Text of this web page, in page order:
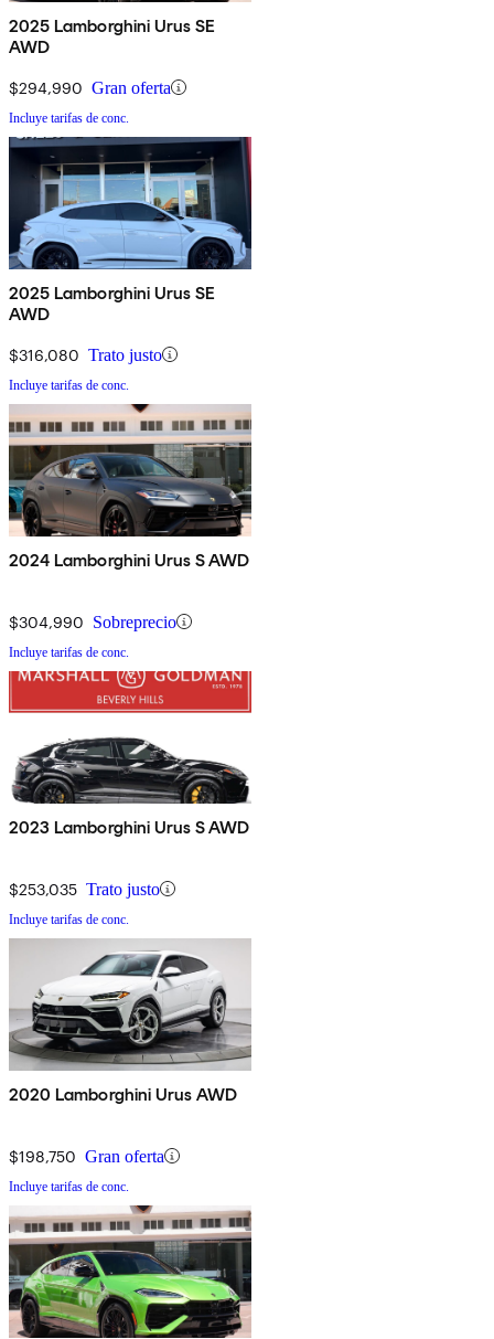
2025 Lamborghini Urus SE
AWD
$294,990 Gran oferta
Incluye tarifas de conc.
2025 Lamborghini Urus SE
AWD
$316,080 Trato justo
Incluye tarifas de conc.
2024 Lamborghini Urus S AWD
$304,990 Sobreprecio
Incluye tarifas de conc.
2023 Lamborghini Urus S AWD
$253,035 Trato justo
Incluye tarifas de conc.
2020 Lamborghini Urus AWD
$198,750 Gran oferta
Incluye tarifas de conc.